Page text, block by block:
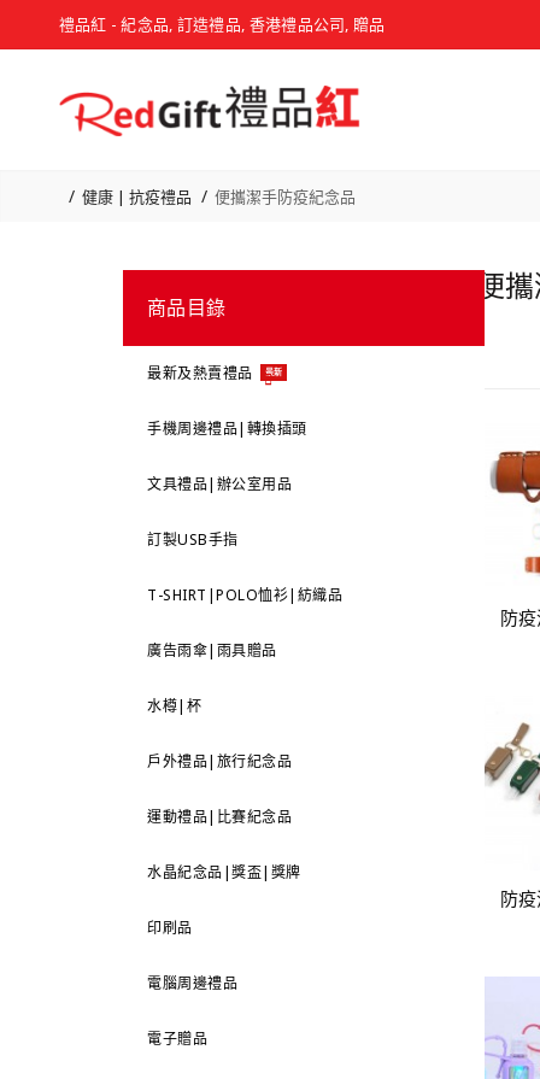
禮品紅 - 紀念品, 訂造禮品, 香港禮品公司, 贈品
健康 | 抗疫禮品 便攜潔手防疫紀念品
商品目錄
最新及熱賣禮品 最新
手機周邊禮品|轉換插頭
文具禮品|辦公室用品
訂製USB手指
T-SHIRT|POLO恤衫|紡織品
廣告雨傘|雨具贈品
水樽|杯
戶外禮品|旅行紀念品
運動禮品|比賽紀念品
水晶紀念品|獎盃|獎牌
印刷品
電腦周邊禮品
電子贈品
便
防
防